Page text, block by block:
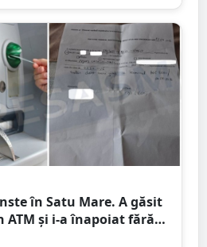
în Satu Mare. A găsit
și i-a înapoiat fără